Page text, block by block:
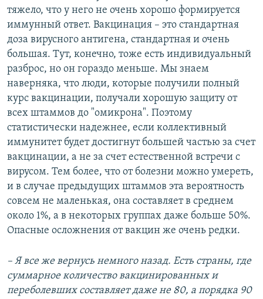
тяжело, что у него не очень хорошо формируется
иммунный ответ. Вакцинация – это стандартная
доза вирусного антигена, стандартная и очень
большая. Тут, конечно, тоже есть индивидуальный
разброс, но он гораздо меньше. Мы знаем
наверняка, что люди, которые получили полный
курс вакцинации, получали хорошую защиту от
всех штаммов до "омикрона". Поэтому
статистически надежнее, если коллективный
иммунитет будет достигнут большей частью за счет
вакцинации, а не за счет естественной встречи с
вирусом. Тем более, что от болезни можно умереть,
и в случае предыдущих штаммов эта вероятность
совсем не маленькая, она составляет в среднем
около 1%, а в некоторых группах даже больше 50%.
Опасные осложнения от вакцин же очень редки.
– Я все же вернусь немного назад. Есть страны, где
суммарное количество вакцинированных и
переболевших составляет даже не 80, а порядка 90